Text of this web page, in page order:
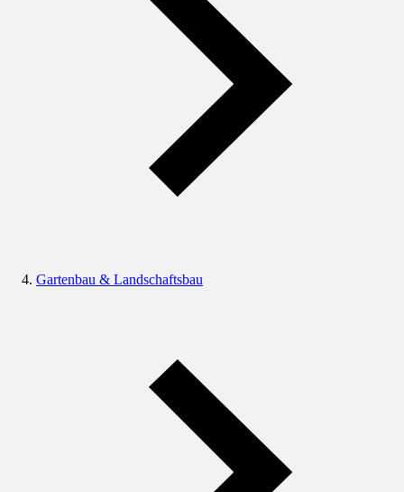
Gartenbau & Landschaftsbau